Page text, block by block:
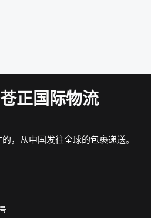
正国际物流
，从中国发往全球的包裹递送。